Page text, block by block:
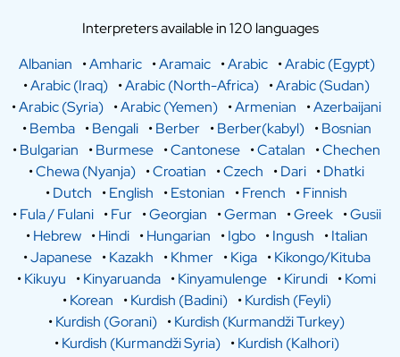
Interpreters available in 120 languages
Albanian
•Amharic •Aramaic •Arabic •Arabic (Egypt)
•Arabic (Iraq) •Arabic (North-Africa) •Arabic (Sudan)
•Arabic (Syria) •Arabic (Yemen) •Armenian •Azerbaijani
•Bemba •Bengali •Berber •Berber(kabyl) •Bosnian
•Bulgarian •Burmese •Cantonese •Catalan •Chechen
•Chewa (Nyanja) •Croatian •Czech •Dari •Dhatki
•Dutch •English •Estonian •French •Finnish
•Fula / Fulani •Fur •Georgian •German •Greek •Gusii
•Hebrew •Hindi •Hungarian •Igbo •Ingush •Italian
•Japanese •Kazakh •Khmer •Kiga •Kikongo/Kituba
•Kikuyu •Kinyaruanda •Kinyamulenge •Kirundi •Komi
•Korean •Kurdish (Badini) •Kurdish (Feyli)
•Kurdish (Gorani) •Kurdish (Kurmandži Turkey)
•Kurdish (Kurmandži Syria) •Kurdish (Kalhori)